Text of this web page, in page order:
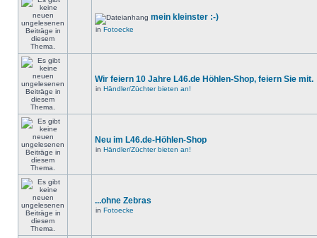
mein kleinster :-)
in Fotoecke
Wir feiern 10 Jahre L46.de Höhlen-Shop, feiern Sie mit.
in Händler/Züchter bieten an!
Neu im L46.de-Höhlen-Shop
in Händler/Züchter bieten an!
...ohne Zebras
in Fotoecke